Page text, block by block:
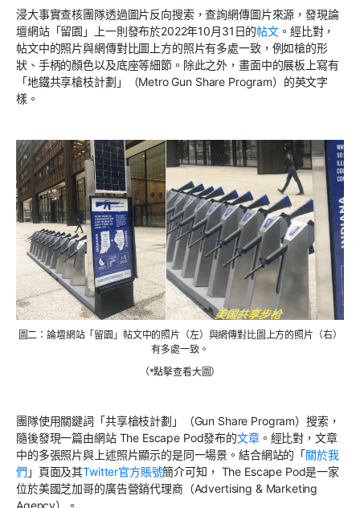
浸大事實查核團隊透過圖片反向搜索，查詢網傳圖片來源，發現論
壇網站「留園」上一則發布於2022年10月31日的帖文。經比對，
帖文中的照片與網傳對比圖上方的照片有多處一致，例如槍的形
狀、手柄的顏色以及底座等細節。除此之外，畫面中的展板上寫有
「地鐵共享槍枝計劃」（Metro Gun Share Program）的英文字
樣。
圖二：論壇網站「留園」帖文中的照片（左）與網傳對比圖上方的照片（右）
有多處一致。
（*點擊查看大圖）
團隊使用關鍵詞「共享槍枝計劃」（Gun Share Program）搜索，
隨後發現一篇由網站 The Escape Pod發布的文章。經比對，文章
中的多張照片與上述照片顯示的是同一場景。結合網站的「關於我
們 」頁面及其Twitter官方賬號簡介可知， The Escape Pod是一家
位於美國芝加哥的廣告營銷代理商（Advertising & Marketing